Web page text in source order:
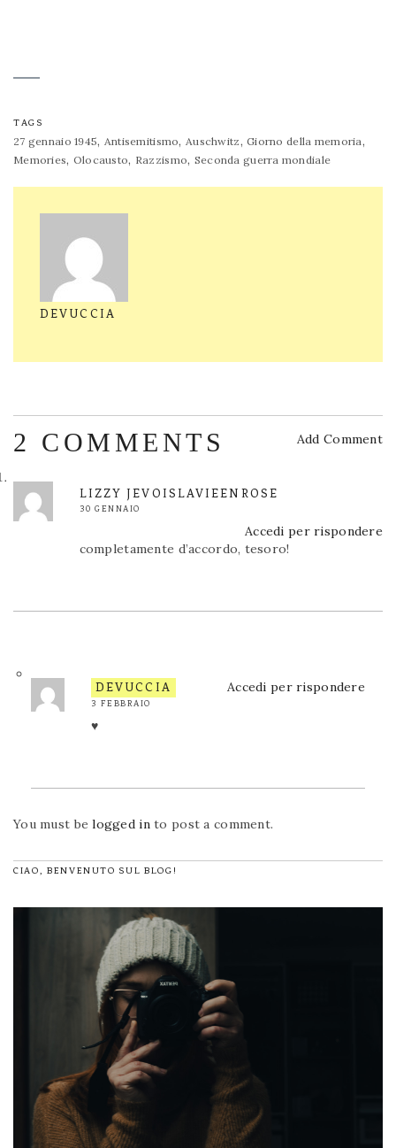
TAGS
27 gennaio 1945, Antisemitismo, Auschwitz,Giorno della memoria,
Memories, Olocausto, Razzismo, Seconda guerra mondiale
DEVUCCIA
2 COMMENTS Add Comment
LIZZY JEVOISLAVIEENROSE
30 GENNAIO
Accedi per rispondere
completamente d’accordo, tesoro!
DEVUCCIA
3 FEBBRAIO
Accedi per rispondere
♥
You must belogged into post a comment.
CIAO, BENVENUTO SUL BLOG!